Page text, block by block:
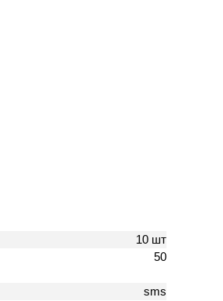
10 шт
50
sms